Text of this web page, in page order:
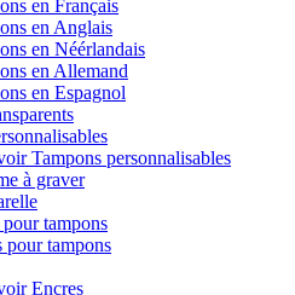
en Français
en Anglais
en Néérlandais
en Allemand
en Espagnol
Tampons personnalisables
à graver
tampons
pour tampons
Encres